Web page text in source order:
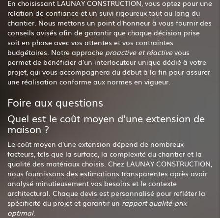
En choisissant LAUNAY CONSTRUCTION, vous optez pour une
relation de confiance et un suivi rigoureux tout au long du
chantier. Nous mettons un point d'honneur à vous fournir des
conseils avisés afin de garantir que chaque décision prise
soit en phase avec vos attentes et vos contraintes
budgétaires. Notre approche proactive et réactivevous
permet de bénéficier d'un interlocuteur unique dédié à votre
projet, qui vous accompagnera du début à la fin pour assurer
une réalisation conforme aux normes en vigueur.
Foire aux questions
Quel est le coût moyen d'une extension de
maison ?
Le coût moyen d'une extension dépend de nombreux
facteurs, tels que la surface, la complexité du chantier et la
qualité des matériaux choisis. Chez LAUNAY CONSTRUCTION,
nous fournissons des estimations transparentes après avoir
analysé minutieusement vos besoins et le contexte
architectural. Chaque devis est personnalisé pour refléter la
spécificité du projet et garantir un rapport qualité-prix
optimal.